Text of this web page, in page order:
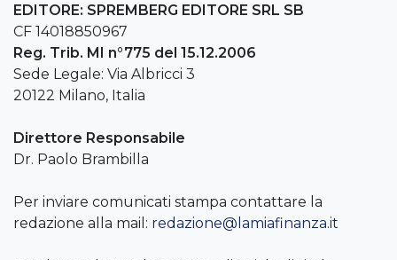
EDITORE: SPREMBERG EDITORE SRL SB
CF 14018850967
Reg. Trib. MI n°775 del 15.12.2006
Sede Legale: Via Albricci 3
20122 Milano, Italia
Direttore Responsabile
Dr. Paolo Brambilla
Per inviare comunicati stampa contattare la
redazione alla mail: redazione@lamiafinanza.it